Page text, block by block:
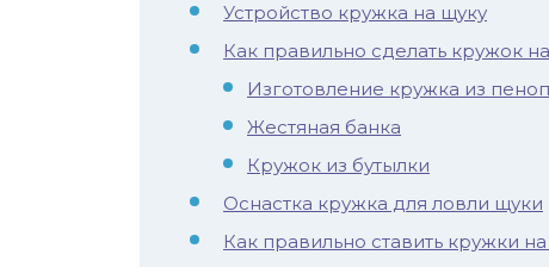
Устройство кружка на щуку
Как правильно сделать кружок
Изготовление кружка из
Жестяная банка
Кружок из бутылки
Оснастка кружка для ловли щуки
Как правильно ставить кружки